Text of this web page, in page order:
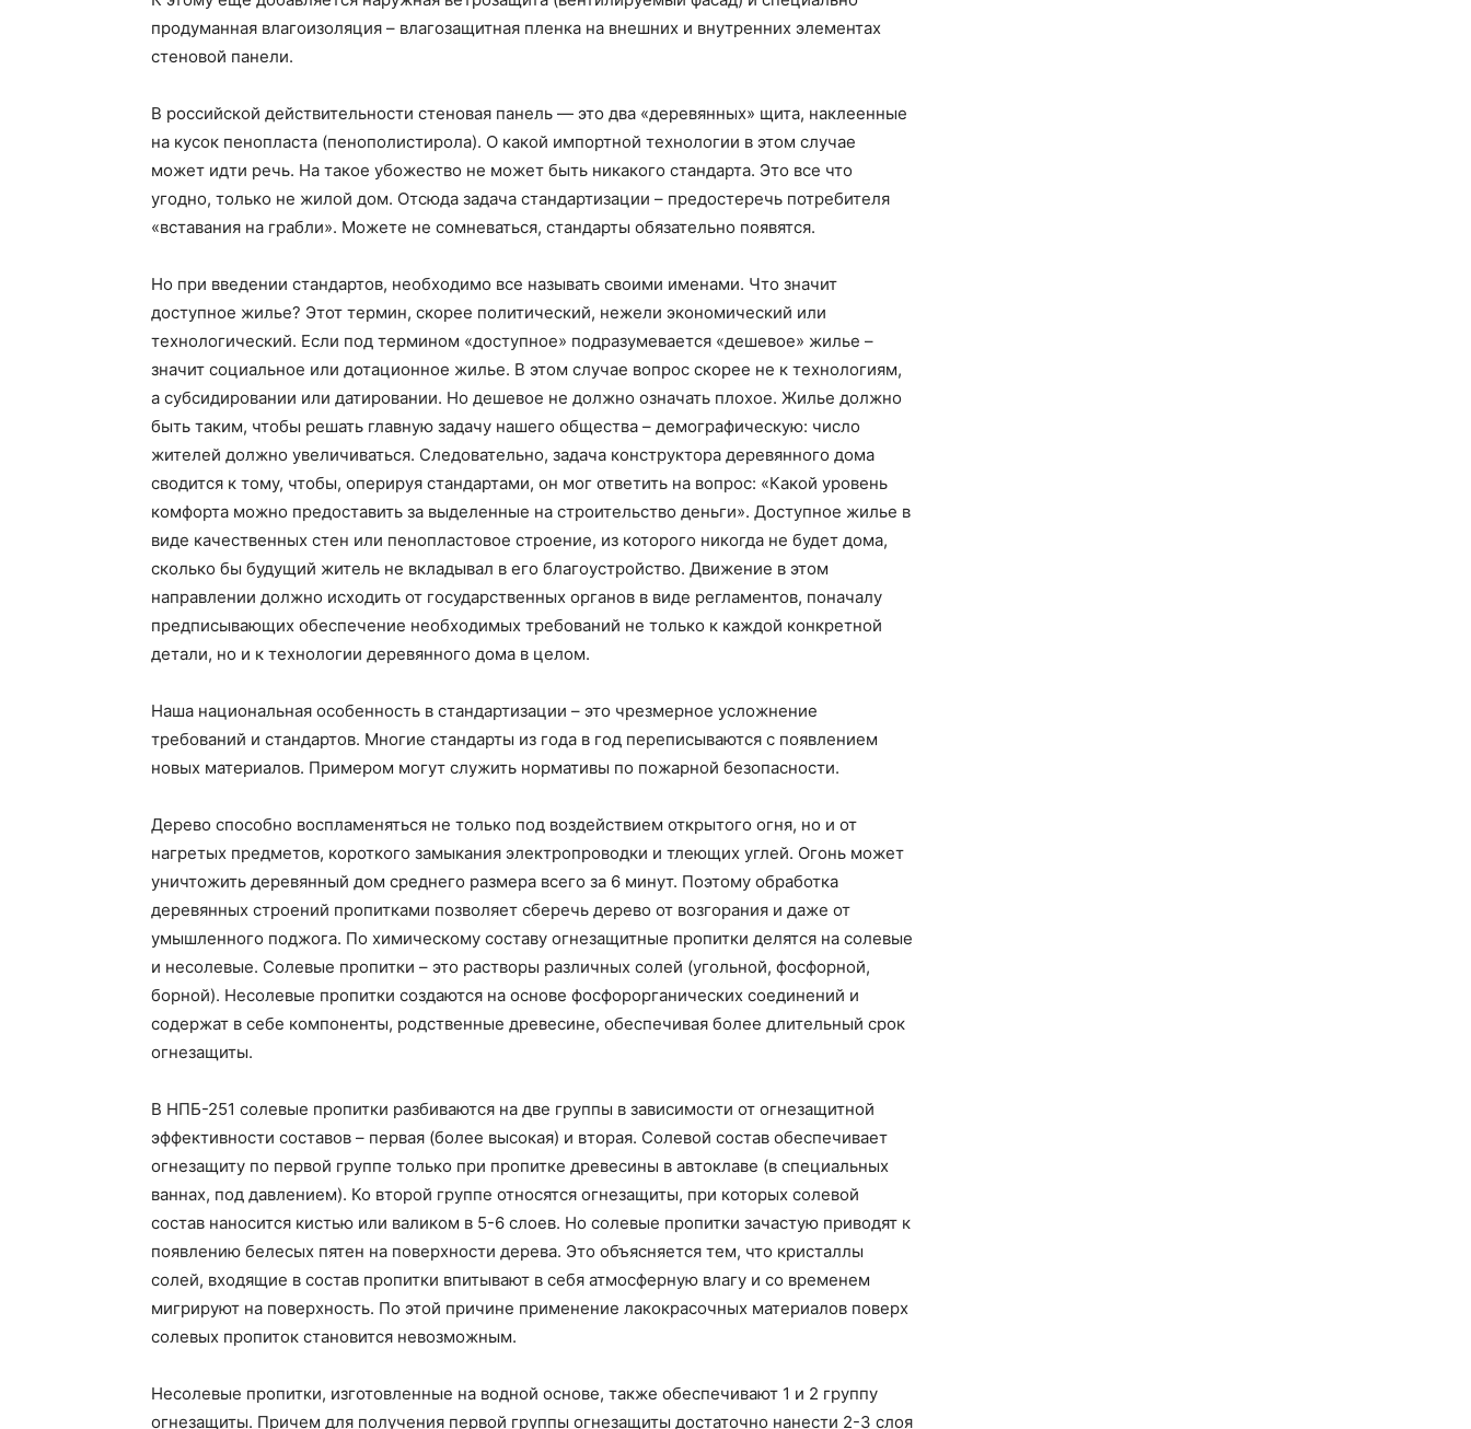
продуманная влагоизоляция – влагозащитная пленка на внешних и внутренних элементах
стеновой панели.
В российской действительности стеновая панель — это два «деревянных» щита, наклеенные
на кусок пенопласта (пенополистирола). О какой импортной технологии в этом случае
может идти речь. На такое убожество не может быть никакого стандарта. Это все что
угодно, только не жилой дом. Отсюда задача стандартизации – предостеречь потребителя
«вставания на грабли». Можете не сомневаться, стандарты обязательно появятся.
Но при введении стандартов, необходимо все называть своими именами. Что значит
доступное жилье? Этот термин, скорее политический, нежели экономический или
технологический. Если под термином «доступное» подразумевается «дешевое» жилье –
значит социальное или дотационное жилье. В этом случае вопрос скорее не к технологиям,
а субсидировании или датировании. Но дешевое не должно означать плохое. Жилье должно
быть таким, чтобы решать главную задачу нашего общества – демографическую: число
жителей должно увеличиваться. Следовательно, задача конструктора деревянного дома
сводится к тому, чтобы, оперируя стандартами, он мог ответить на вопрос: «Какой уровень
комфорта можно предоставить за выделенные на строительство деньги». Доступное жилье в
виде качественных стен или пенопластовое строение, из которого никогда не будет дома,
сколько бы будущий житель не вкладывал в его благоустройство. Движение в этом
направлении должно исходить от государственных органов в виде регламентов, поначалу
предписывающих обеспечение необходимых требований не только к каждой конкретной
детали, но и к технологии деревянного дома в целом.
Наша национальная особенность в стандартизации – это чрезмерное усложнение
требований и стандартов. Многие стандарты из года в год переписываются с появлением
новых материалов. Примером могут служить нормативы по пожарной безопасности.
Дерево способно воспламеняться не только под воздействием открытого огня, но и от
нагретых предметов, короткого замыкания электропроводки и тлеющих углей. Огонь может
уничтожить деревянный дом среднего размера всего за 6 минут. Поэтому обработка
деревянных строений пропитками позволяет сберечь дерево от возгорания и даже от
умышленного поджога. По химическому составу огнезащитные пропитки делятся на солевые
и несолевые. Солевые пропитки – это растворы различных солей (угольной, фосфорной,
борной). Несолевые пропитки создаются на основе фосфорорганических соединений и
содержат в себе компоненты, родственные древесине, обеспечивая более длительный срок
огнезащиты.
В НПБ-251 солевые пропитки разбиваются на две группы в зависимости от огнезащитной
эффективности составов – первая (более высокая) и вторая. Солевой состав обеспечивает
огнезащиту по первой группе только при пропитке древесины в автоклаве (в специальных
ваннах, под давлением). Ко второй группе относятся огнезащиты, при которых солевой
состав наносится кистью или валиком в 5-6 слоев. Но солевые пропитки зачастую приводят к
появлению белесых пятен на поверхности дерева. Это объясняется тем, что кристаллы
солей, входящие в состав пропитки впитывают в себя атмосферную влагу и со временем
мигрируют на поверхность. По этой причине применение лакокрасочных материалов поверх
солевых пропиток становится невозможным.
Несолевые пропитки, изготовленные на водной основе, также обеспечивают 1 и 2 группу
огнезащиты. Причем для получения первой группы огнезащиты достаточно нанести 2-3 слоя